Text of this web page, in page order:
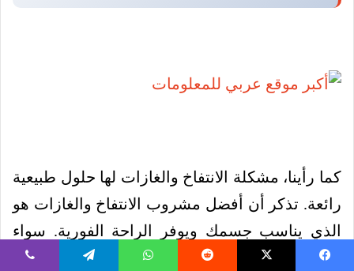
كما رأينا، مشكلة الانتفاخ والغازات لها حلول طبيعية
رائعة. تذكر أن أفضل مشروب الانتفاخ والغازات هو
الذي يناسب جسمك ويوفر الراحة الفورية. سواء
اخترت النعناع المنعش، الزنجبيل الدافئ، أو شاي